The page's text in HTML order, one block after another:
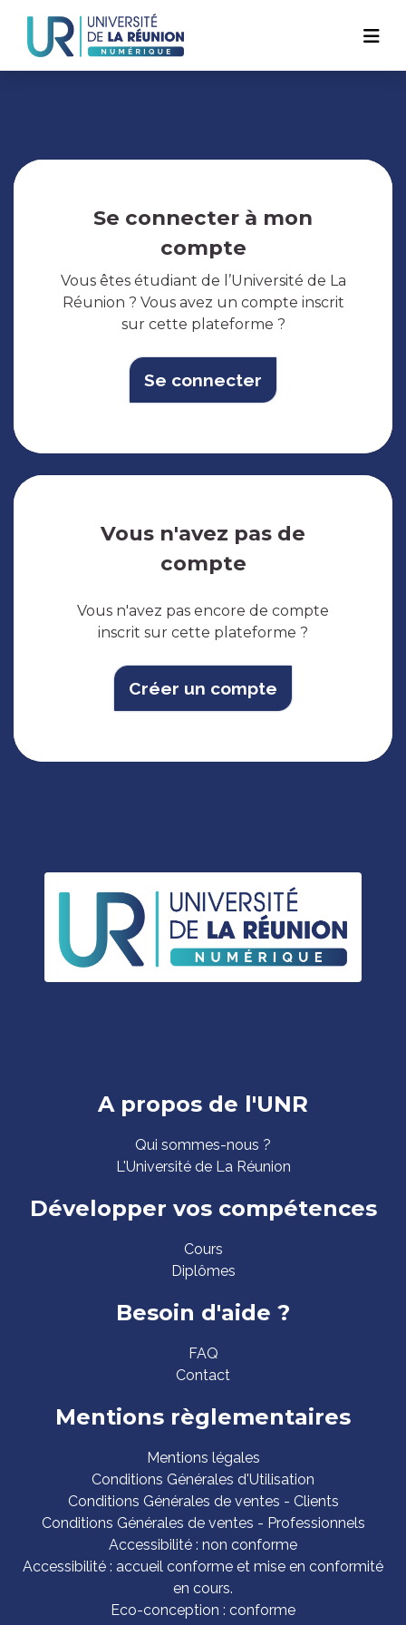
contenu
principal
Navigation
principale
Se connecter à mon
compte
Vous êtes étudiant de l’Université de La
Réunion ? Vous avez un compte inscrit
sur cette plateforme ?
Se connecter
Vous n'avez pas de
compte
Vous n'avez pas encore de compte
inscrit sur cette plateforme ?
Créer un compte
A propos de l'UNR
Qui sommes-nous ?
L'Université de La Réunion
Développer vos compétences
Cours
Diplômes
Besoin d'aide ?
FAQ
Contact
Mentions règlementaires
Mentions légales
Conditions Générales d'Utilisation
Conditions Générales de ventes - Clients
Conditions Générales de ventes - Professionnels
Accessibilité : non conforme
Accessibilité : accueil conforme et mise en conformité
en cours.
Eco-conception : conforme